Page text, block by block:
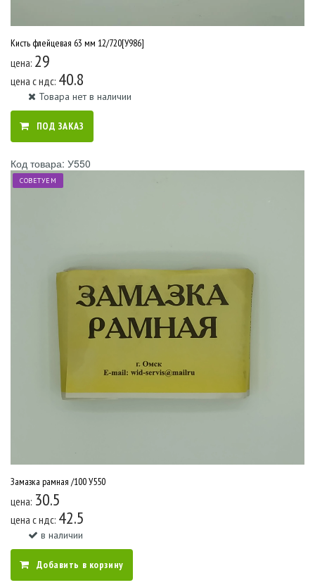
Кисть флейцевая 63 мм 12/720[У986]
цена: 29
цена c ндс: 40.8
Товара нет в наличии
ПОД ЗАКАЗ
Код товара: У550
СОВЕТУЕМ
Замазка рамная /100 У550
цена: 30.5
цена c ндс: 42.5
в наличии
Добавить в корзину